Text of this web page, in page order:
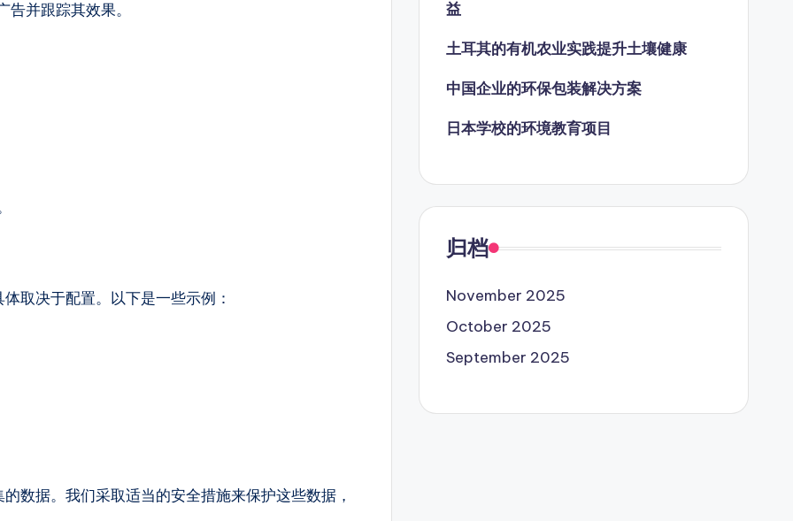
并跟踪其效果。
取决于配置。以下是一些示例：
数据。我们采取适当的安全措施来保护这些数据，
益
土耳其的有机农业实践提升土壤健康
中国企业的环保包装解决方案
日本学校的环境教育项目
归档
November 2025
October 2025
September 2025